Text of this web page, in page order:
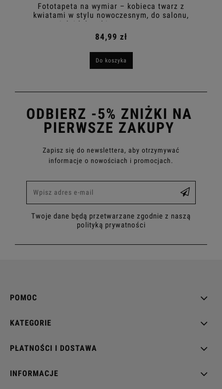
Fototapeta na wymiar – kobieca twarz z
kwiatami w stylu nowoczesnym, do salonu,
sypialni lub gabinetu, szaro-czarna
84,99 zł
Do koszyka
ODBIERZ -5% ZNIŻKI NA
PIERWSZE ZAKUPY
Zapisz się do newslettera, aby otrzymywać
informacje o nowościach i promocjach.
Twoje dane będą przetwarzane zgodnie z naszą
polityką prywatności
POMOC
KATEGORIE
PŁATNOŚCI I DOSTAWA
INFORMACJE